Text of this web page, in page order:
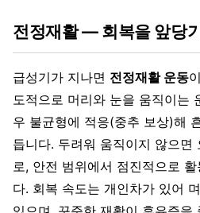
전정재활 — 회복을 앞당
급성기가 지나면 전정재활 운동
도적으로 머리와 눈을 움직이는
우 불균형에 적응(중추 보상)해
듭니다. 두려워 움직이지 않으면
로, 안전 범위에서 점진적으로
다. 회복 속도는 개인차가 있어